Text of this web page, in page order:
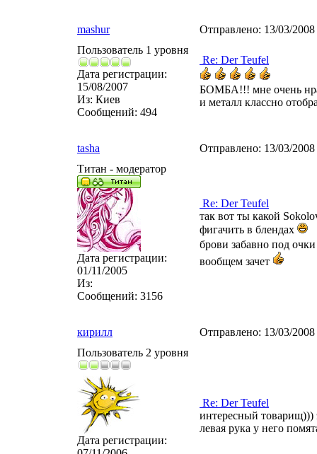
mashur Отправлено: 13/03/
Пользователь 1 уровня
Дата регистрации:
15/08/2007
Из: Киев
Сообщений: 494
Re: Der Teufel
БОМБА!!! мне очень
и металл классно
tasha Отправлено: 13/03/
Титан - модератор
Дата регистрации:
01/11/2005
Из:
Сообщений: 3156
Re: Der Teufel
так вот ты какой
фигачить в блендах
брови забавно под
вообщем зачет
кирилл Отправлено: 13/03/
Пользователь 2 уровня
Дата регистрации:
Re: Der Teufel
интересный товарищ)))
левая рука у него